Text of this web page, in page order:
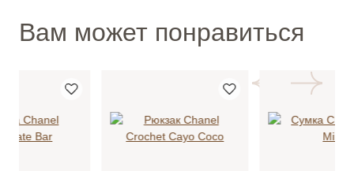
Вам может понравиться